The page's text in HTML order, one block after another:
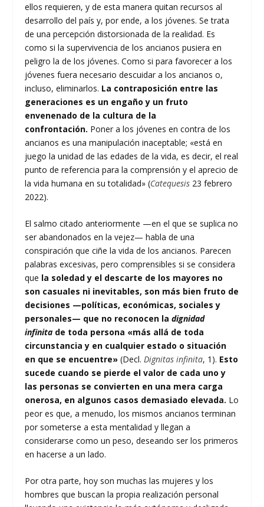
ellos requieren, y de esta manera quitan recursos al
desarrollo del país y, por ende, a los jóvenes. Se trata
de una percepción distorsionada de la realidad. Es
como si la supervivencia de los ancianos pusiera en
peligro la de los jóvenes. Como si para favorecer a los
jóvenes fuera necesario descuidar a los ancianos o,
incluso, eliminarlos. La contraposición entre las
generaciones es un engaño y un fruto
envenenado de la cultura de la
confrontación. Poner a los jóvenes en contra de los
ancianos es una manipulación inaceptable; «está en
juego la unidad de las edades de la vida, es decir, el real
punto de referencia para la comprensión y el aprecio de
la vida humana en su totalidad» (Catequesis 23 febrero
2022).
El salmo citado anteriormente —en el que se suplica no
ser abandonados en la vejez— habla de una
conspiración que ciñe la vida de los ancianos. Parecen
palabras excesivas, pero comprensibles si se considera
que la soledad y el descarte de los mayores no
son casuales ni inevitables, son más bien fruto de
decisiones —políticas, económicas, sociales y
personales— que no reconocen ladignidad
infinita de toda persona «más allá de toda
circunstancia y en cualquier estado o situación
en que se encuentre» (Decl.Dignitas infinita, 1). Esto
sucede cuando se pierde el valor de cada uno y
las personas se convierten en una mera carga
onerosa, en algunos casos demasiado elevada. Lo
peor es que, a menudo, los mismos ancianos terminan
por someterse a esta mentalidad y llegan a
considerarse como un peso, deseando ser los primeros
en hacerse a un lado.
Por otra parte, hoy son muchas las mujeres y los
hombres que buscan la propia realización personal